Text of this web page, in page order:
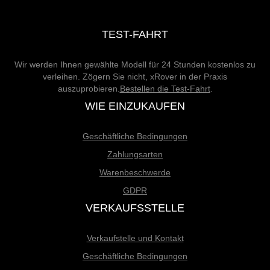
TEST-FAHRT
Wir werden Ihnen gewählte Modell für 24 Stunden kostenlos zu
verleihen. Zögern Sie nicht, xRover in der Praxis
auszuprobieren. Bestellen die Test-Fahrt.
WIE EINZUKAUFEN
Geschäftliche Bedingungen
Zahlungsarten
Warenbeschwerde
GDPR
VERKAUFSSTELLE
Verkaufstelle und Kontakt
Geschäftliche Bedingungen